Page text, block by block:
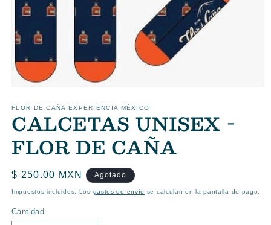
multimedia
1
en
ventana
modal
FLOR DE CAÑA EXPERIENCIA MÉXICO
CALCETAS UNISEX -
FLOR DE CAÑA
Precio
habitual
$ 250.00 MXN Agotado
Impuestos incluidos. Los gastos de envío se calculan en la pantalla de pago.
Cantidad